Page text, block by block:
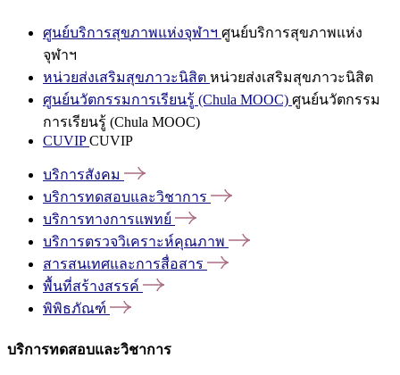
ศูนย์บริการสุขภาพแห่งจุฬาฯ ศูนย์บริการสุขภาพแห่ง
จุฬาฯ
หน่วยส่งเสริมสุขภาวะนิสิต หน่วยส่งเสริมสุขภาวะนิสิต
ศูนย์นวัตกรรมการเรียนรู้ (Chula MOOC) ศูนย์นวัตกรรม
การเรียนรู้ (Chula MOOC)
CUVIPCUVIP
บริการสังคม
บริการทดสอบและวิชาการ
บริการทางการแพทย์
บริการตรวจวิเคราะห์คุณภาพ
สารสนเทศและการสื่อสาร
พื้นที่สร้างสรรค์
พิพิธภัณฑ์
บริการทดสอบและวิชาการ